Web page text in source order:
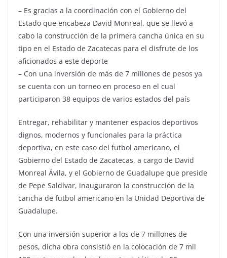
– Es gracias a la coordinación con el Gobierno del
Estado que encabeza David Monreal, que se llevó a
cabo la construcción de la primera cancha única en su
tipo en el Estado de Zacatecas para el disfrute de los
aficionados a este deporte
– Con una inversión de más de 7 millones de pesos ya
se cuenta con un torneo en proceso en el cual
participaron 38 equipos de varios estados del país
Entregar, rehabilitar y mantener espacios deportivos
dignos, modernos y funcionales para la práctica
deportiva, en este caso del futbol americano, el
Gobierno del Estado de Zacatecas, a cargo de David
Monreal Ávila, y el Gobierno de Guadalupe que preside
de Pepe Saldívar, inauguraron la construcción de la
cancha de futbol americano en la Unidad Deportiva de
Guadalupe.
Con una inversión superior a los de 7 millones de
pesos, dicha obra consistió en la colocación de 7 mil